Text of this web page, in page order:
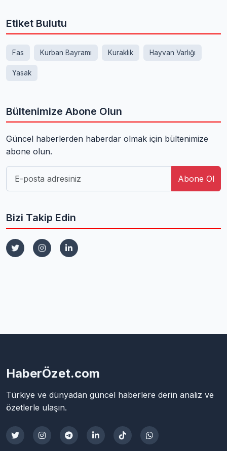
Etiket Bulutu
Fas Kurban Bayramı Kuraklık Hayvan Varlığı
Yasak
Bültenimize Abone Olun
Güncel haberlerden haberdar olmak için bültenimize
abone olun.
Abone Ol
Bizi Takip Edin
HaberÖzet.com
Türkiye ve dünyadan güncel haberlere derin analiz ve
özetlerle ulaşın.